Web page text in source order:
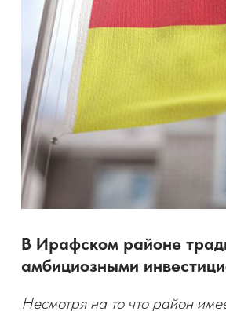
В Ирафском районе
амбициозными
Несмотря на то что район